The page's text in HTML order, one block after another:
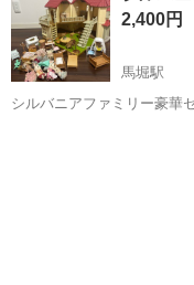
2,400円
馬堀駅
シルバニアファミリー豪華